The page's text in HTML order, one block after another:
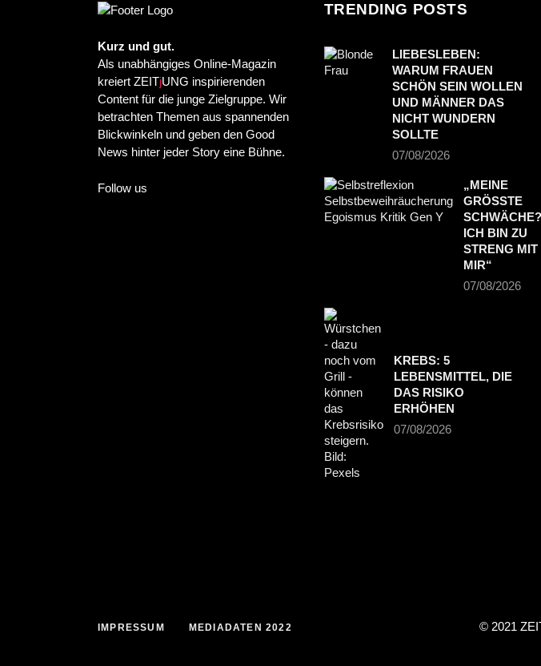
Kurz und gut.
Als unabhängiges Online-Magazin
kreiert ZEITjUNG inspirierenden
Content für die junge Zielgruppe. Wir
betrachten Themen aus spannenden
Blickwinkeln und geben den Good
News hinter jeder Story eine Bühne.
Follow us
TRENDING POSTS
LIEBESLEBEN:
WARUM FRAUEN
SCHÖN SEIN WOLLEN
UND MÄNNER DAS
NICHT WUNDERN
SOLLTE
07/08/2026
„MEINE
GRÖSSTE S
CHWÄCHE? I
CH BIN ZU S
TRENG MIT M
IR“
07/08/2026
KREBS: 5
LEBENSMITTEL, DIE
DAS RISIKO
ERHÖHEN
07/08/2026
IMPRESSUM MEDIADATEN 2022 © 2021